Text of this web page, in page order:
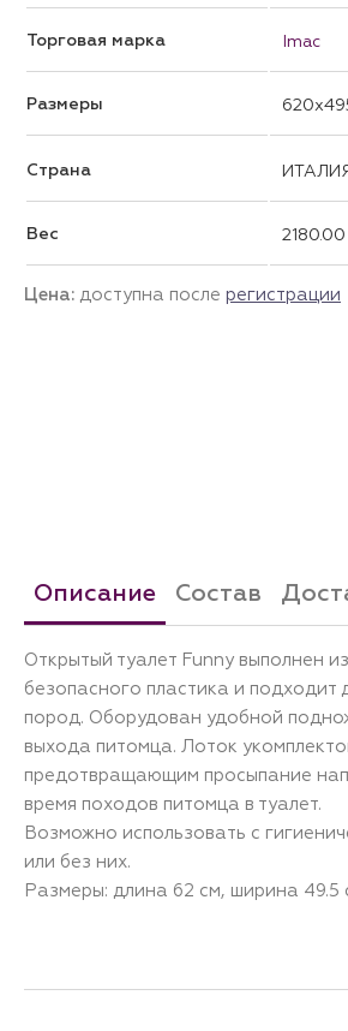
Торговая марка Imac
Размеры
Страна
Вес 2180.00
Цена: доступна после регистрации
Описание Состав
Открытый туалет Funny выполнен
безопасного пластика и подходит
пород. Оборудован удобной
выхода питомца. Лоток
предотвращающим просыпание
время походов питомца в туалет.
Возможно использовать с
или без них.
Размеры: длина 62 см, ширина 49.5